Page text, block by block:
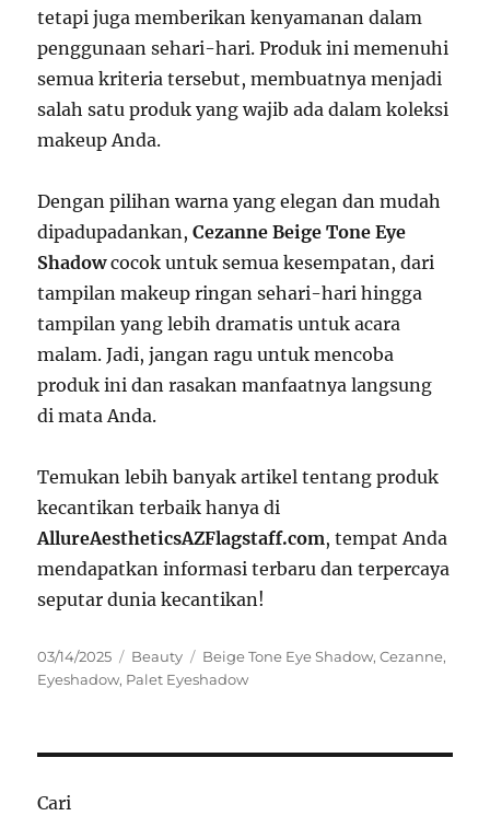
tetapi juga memberikan kenyamanan dalam
penggunaan sehari-hari. Produk ini memenuhi
semua kriteria tersebut, membuatnya menjadi
salah satu produk yang wajib ada dalam koleksi
makeup Anda.
Dengan pilihan warna yang elegan dan mudah
dipadupadankan,Cezanne Beige Tone Eye
Shadowcocok untuk semua kesempatan, dari
tampilan makeup ringan sehari-hari hingga
tampilan yang lebih dramatis untuk acara
malam. Jadi, jangan ragu untuk mencoba
produk ini dan rasakan manfaatnya langsung
di mata Anda.
Temukan lebih banyak artikel tentang produk
kecantikan terbaik hanya di
AllureAestheticsAZFlagstaff.com, tempat Anda
mendapatkan informasi terbaru dan terpercaya
seputar dunia kecantikan!
Posted
on
03/14/2025 Categories
Beauty Tags
Beige Tone Eye Shadow,Cezanne,
Eyeshadow, Palet Eyeshadow
Cari